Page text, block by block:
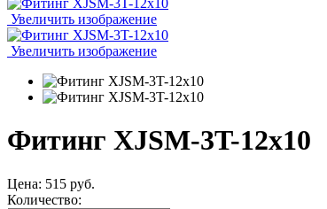
Увеличить изображение
Увеличить изображение
Фитинг XJSM-3T-12x10
Цена: 515 руб.
Количество: